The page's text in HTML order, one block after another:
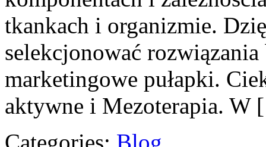
tkankach i organizmie.
selekcjonować
marketingowe pułapki.
aktywne i Mezoterapia.
Categories: Blog